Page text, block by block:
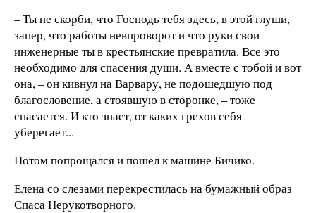
– Ты не скорби, что Господь тебя здесь, в этой глуши,
запер, что работы невпроворот и что руки свои
инженерные ты в крестьянские превратила. Все это
необходимо для спасения души. А вместе с тобой и вот
она, – он кивнул на Варвару, не подошедшую под
благословение, а стоявшую в сторонке, – тоже
спасается. И кто знает, от каких грехов себя
уберегает...
Потом попрощался и пошел к машине Бичико.
Елена со слезами перекрестилась на бумажный образ
Спаса Нерукотворного.